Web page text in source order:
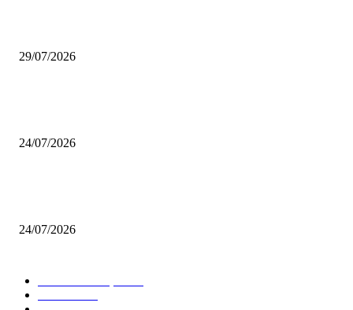
29/07/2026
24/07/2026
24/07/2026